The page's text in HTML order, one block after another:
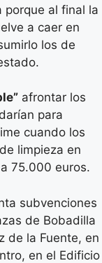
porque al final la
a caer en
los de
afrontar los
para
cuando los
limpieza en
75.000 euros.
subvenciones
de Bobadilla
de la Fuente, en
en el Edificio